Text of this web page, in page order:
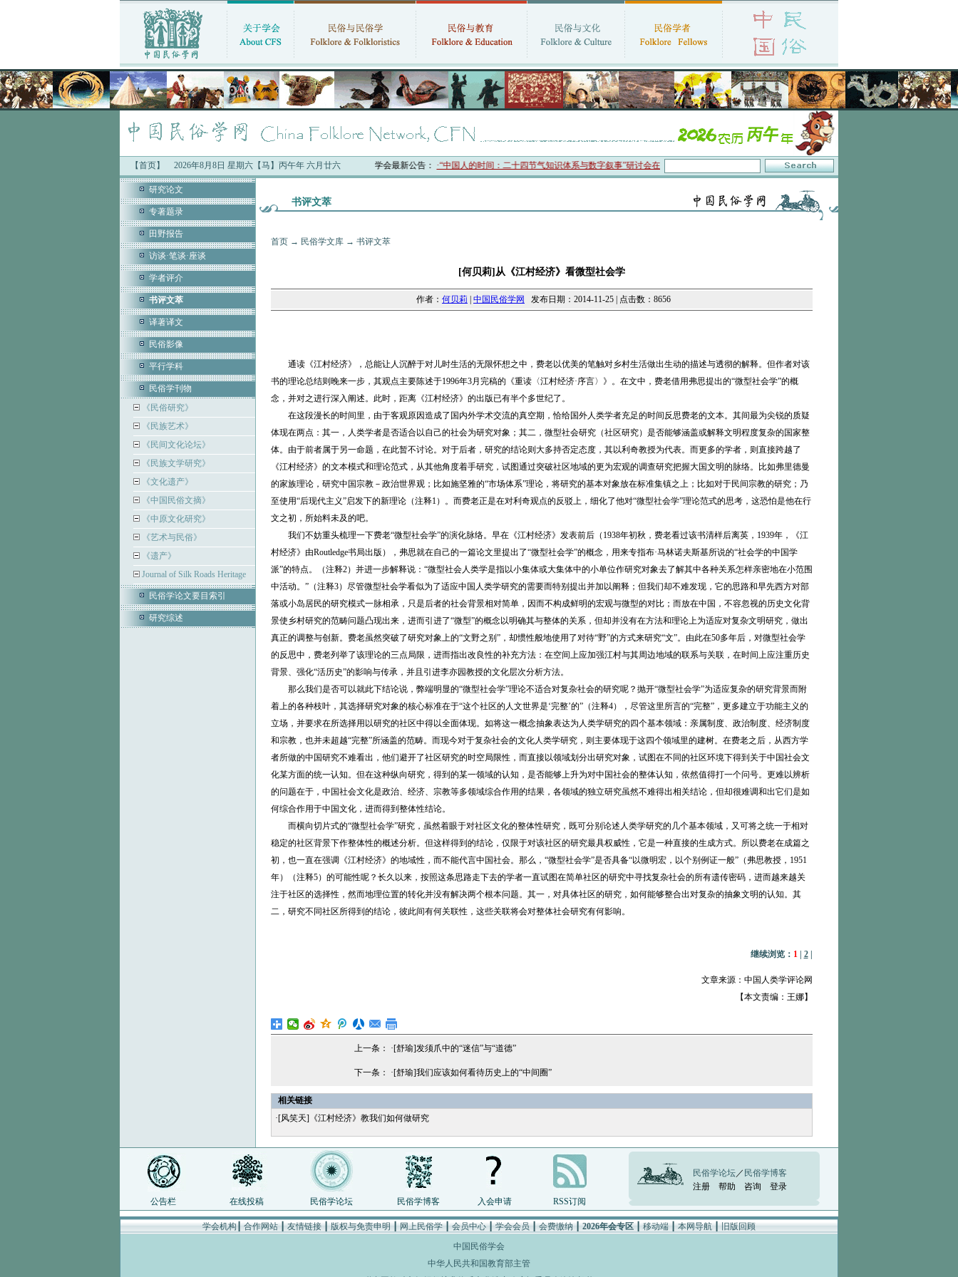
【首页】 2026年8月8日 星期六【马】丙午年 六月廿六中国民俗学会最新公告：·“中国人的时间：二十四节气知识体系与数字叙事”研讨会在京召开 ·中国民俗学会第十一届代表大会暨2026年年会征文启事
研究论文
专著题录
田野报告
访谈·笔谈·座谈
学者评介
书评文萃
译著译文
民俗影像
平行学科
民俗学刊物
《民俗研究》
《民族艺术》
《民间文化论坛》
《民族文学研究》
《文化遗产》
《中国民俗文摘》
《中原文化研究》
《艺术与民俗》
《遗产》
Journal of Silk Roads Heritage
民俗学论文要目索引
研究综述
书评文萃
首页→ 民俗学文库→ 书评文萃
[何贝莉]从《江村经济》看微型社会学
作者： 何贝莉 中国民俗学网 发布日期：2014-11-25 | 点击数：8656
通读《江村经济》，总能让人沉醉于对儿时生活的无限怀想之中，费老以优美的笔触对乡村生活做出生动的描述与透彻的解释。但作者对该
书的理论总结则晚来一步，其观点主要陈述于1996年3月完稿的《重读〈江村经济·序言〉》。在文中，费老借用弗思提出的“微型社会学”的概
念，并对之进行深入阐述。此时，距离《江村经济》的出版已有半个多世纪了。
在这段漫长的时间里，由于客观原因造成了国内外学术交流的真空期，恰给国外人类学者充足的时间反思费老的文本。其间最为尖锐的质疑
体现在两点：其一，人类学者是否适合以自己的社会为研究对象；其二，微型社会研究（社区研究）是否能够涵盖或解释文明程度复杂的国家整
体。由于前者属于另一命题，在此暂不讨论。对于后者，研究的结论则大多持否定态度，其以利奇教授为代表。而更多的学者，则直接跨越了
《江村经济》的文本模式和理论范式，从其他角度着手研究，试图通过突破社区地域的更为宏观的调查研究把握大国文明的脉络。比如弗里德曼
的家族理论，研究中国宗教－政治世界观；比如施坚雅的“市场体系”理论，将研究的基本对象放在标准集镇之上；比如对于民间宗教的研究；乃
至使用“后现代主义”启发下的新理论（注释1）。而费老正是在对利奇观点的反驳上，细化了他对“微型社会学”理论范式的思考，这恐怕是他在行
文之初，所始料未及的吧。
我们不妨重头梳理一下费老“微型社会学”的演化脉络。早在《江村经济》发表前后（1938年初秋，费老看过该书清样后离英，1939年，《江
村经济》由Routledge书局出版），弗思就在自己的一篇论文里提出了“微型社会学”的概念，用来专指布·马林诺夫斯基所说的“社会学的中国学
派”的特点。（注释2）并进一步解释说：“微型社会人类学是指以小集体或大集体中的小单位作研究对象去了解其中各种关系怎样亲密地在小范围
中活动。”（注释3）尽管微型社会学看似为了适应中国人类学研究的需要而特别提出并加以阐释；但我们却不难发现，它的思路和早先西方对部
落或小岛居民的研究模式一脉相承，只是后者的社会背景相对简单，因而不构成鲜明的宏观与微型的对比；而放在中国，不容忽视的历史文化背
景使乡村研究的范畴问题凸现出来，进而引进了“微型”的概念以明确其与整体的关系，但却并没有在方法和理论上为适应对复杂文明研究，做出
真正的调整与创新。费老虽然突破了研究对象上的“文野之别”，却惯性般地使用了对待“野”的方式来研究“文”。由此在50多年后，对微型社会学
的反思中，费老列举了该理论的三点局限，进而指出改良性的补充方法：在空间上应加强江村与其周边地域的联系与关联，在时间上应注重历史
背景、强化“活历史”的影响与传承，并且引进李亦园教授的文化层次分析方法。
那么我们是否可以就此下结论说，弊端明显的“微型社会学”理论不适合对复杂社会的研究呢？抛开“微型社会学”为适应复杂的研究背景而附
着上的各种枝叶，其选择研究对象的核心标准在于“这个社区的人文世界是‘完整’的”（注释4），尽管这里所言的“完整”，更多建立于功能主义的
立场，并要求在所选择用以研究的社区中得以全面体现。如将这一概念抽象表达为人类学研究的四个基本领域：亲属制度、政治制度、经济制度
和宗教，也并未超越“完整”所涵盖的范畴。而现今对于复杂社会的文化人类学研究，则主要体现于这四个领域里的建树。在费老之后，从西方学
者所做的中国研究不难看出，他们避开了社区研究的时空局限性，而直接以领域划分出研究对象，试图在不同的社区环境下得到关于中国社会文
化某方面的统一认知。但在这种纵向研究，得到的某一领域的认知，是否能够上升为对中国社会的整体认知，依然值得打一个问号。更难以辨析
的问题在于，中国社会文化是政治、经济、宗教等多领域综合作用的结果，各领域的独立研究虽然不难得出相关结论，但却很难调和出它们是如
何综合作用于中国文化，进而得到整体性结论。
而横向切片式的“微型社会学”研究，虽然着眼于对社区文化的整体性研究，既可分别论述人类学研究的几个基本领域，又可将之统一于相对
稳定的社区背景下作整体性的概述分析。但这样得到的结论，仅限于对该社区的研究最具权威性，它是一种直接的生成方式。所以费老在成篇之
初，也一直在强调《江村经济》的地域性，而不能代言中国社会。那么，“微型社会学”是否具备“以微明宏，以个别例证一般”（弗思教授，1951
年）（注释5）的可能性呢？长久以来，按照这条思路走下去的学者一直试图在简单社区的研究中寻找复杂社会的所有遗传密码，进而越来越关
注于社区的选择性，然而地理位置的转化并没有解决两个根本问题。其一，对具体社区的研究，如何能够整合出对复杂的抽象文明的认知。其
二，研究不同社区所得到的结论，彼此间有何关联性，这些关联将会对整体社会研究有何影响。
继续浏览： 1| 2|
文章来源：中国人类学评论网
【本文责编：王娜】
上一条： ·[舒瑜]发须爪中的“迷信”与“道德”
下一条： ·[舒瑜]我们应该如何看待历史上的“中间圈”
相关链接
·[风笑天]《江村经济》教我们如何做研究
公告栏 在线投稿 民俗学论坛 民俗学博客 入会申请 RSS订阅
民俗学论坛／ 民俗学博客
注册
帮助 咨询 登录
学会机构┃合作网站┃友情链接┃版权与免责申明┃网上民俗学┃会员中心┃学会会员┃会费缴纳┃2026年会专区┃移动端┃本网导航┃旧版回顾
中国民俗学会
中华人民共和国教育部主管